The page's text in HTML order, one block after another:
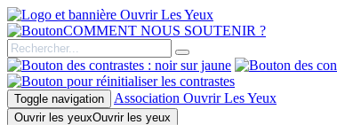
COMMENT NOUS SOUTENIR ?
Toggle navigation Association Ouvrir Les Yeux
Ouvrir les yeuxOuvrir les yeux